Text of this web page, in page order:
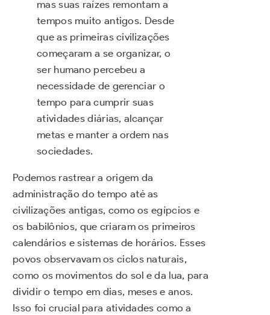
mas suas raízes remontam a
tempos muito antigos. Desde
que as primeiras civilizações
começaram a se organizar, o
ser humano percebeu a
necessidade de gerenciar o
tempo para cumprir suas
atividades diárias, alcançar
metas e manter a ordem nas
sociedades.
Podemos rastrear a origem da
administração do tempo até as
civilizações antigas, como os egípcios e
os babilônios, que criaram os primeiros
calendários e sistemas de horários. Esses
povos observavam os ciclos naturais,
como os movimentos do sol e da lua, para
dividir o tempo em dias, meses e anos.
Isso foi crucial para atividades como a